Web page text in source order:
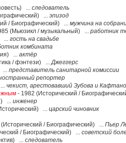
... следователь
... эпизод
/ Биографический) ... мужчина на
(Мьюзикл / музыкальный) ... работник
... гость на свадьбе
комбината
... актёр
/ фэнтези) ...Джеггерс
... представитель санитарной комиссии
репортер
чекист, арестовавший Зубова и
- 1982 (Исторический /
... инженер
... царский чиновник
/ Биографический) ... Пьер
/ Биографический) ... советский
... следователь